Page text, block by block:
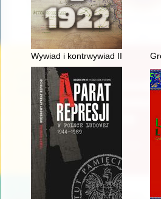
Wywiad i kontrwywiad II